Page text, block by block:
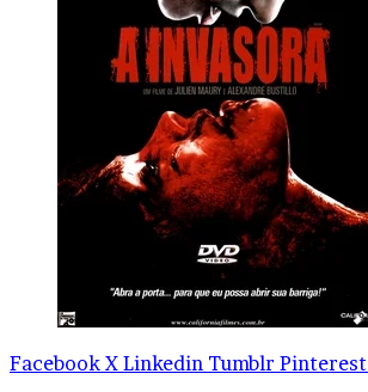
Facebook X Linkedin Tumblr Pinterest